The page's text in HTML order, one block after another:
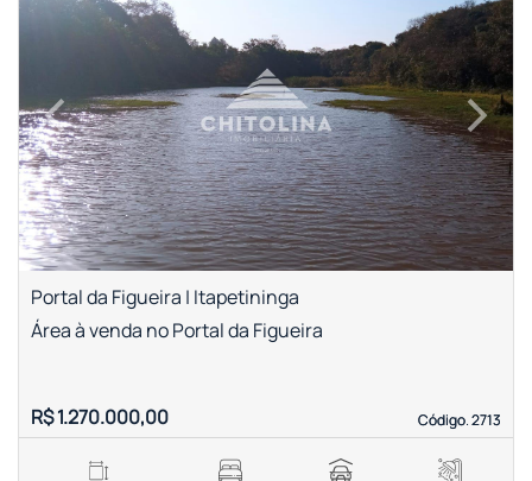
‹Previous ›
Next
Portal da Figueira | Itapetininga
Código. 2713
Código. 2713
Área à venda no Portal da Figueira
R$ 1.270.000,00